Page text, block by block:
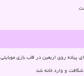
پیاده روی اربعین در قاب بازی موبایلی
و وارد خانه شد